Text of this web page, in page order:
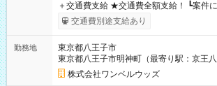
＋交通費支給 ★交通費全額支給！ ┗案件により規定あり ★日払
いOK！（規定あり） ┗働いたその日に現
ンビニATMから 日払い分を引き落とせます！ 【試用期
交通費別途支給あり
勤務地
東京都八王子市
東京都八王子市明神町（最寄り駅：京王八
株式会社ワンベルウッズ